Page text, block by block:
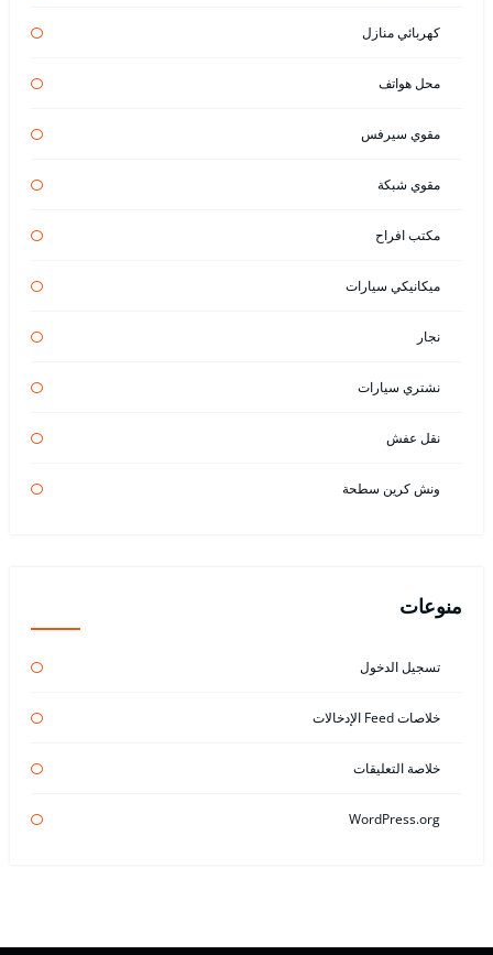
كهربائي منازل
محل هواتف
مقوي سيرفس
مقوي شبكة
مكتب افراح
ميكانيكي سيارات
نجار
نشتري سيارات
نقل عفش
ونش كرين سطحة
منوعات
تسجيل الدخول
خلاصات Feed الإدخالات
خلاصة التعليقات
WordPress.org